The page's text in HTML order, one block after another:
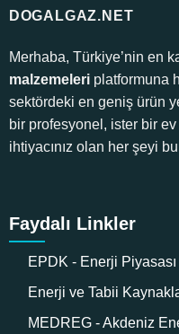
DOGALGAZ.NET
Merhaba, Türkiye’nin en
malzemeleriplatformuna
sektördeki en geniş ürün
bir profesyonel, ister bir
ihtiyacınız olan her şeyi
Faydalı Linkler
EPDK - Enerji
Enerji ve Tabii
MEDREG - Akdeniz